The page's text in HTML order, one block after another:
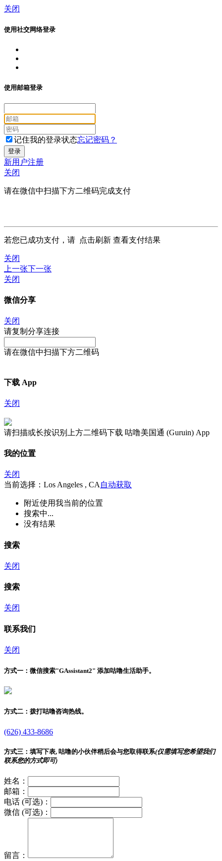
关闭
使用社交网络登录
使用邮箱登录
记住我的登录状态忘记密码？
新用户注册
关闭
请在微信中扫描下方二维码完成支付
若您已成功支付，请 点击刷新 查看支付结果
关闭
上一张下一张
关闭
微信分享
关闭
请复制分享连接
请在微信中扫描下方二维码
下载 App
关闭
请扫描或长按识别上方二维码下载 咕噜美国通 (Guruin) App
我的位置
关闭
当前选择：Los Angeles , CA 自动获取
附近使用我当前的位置
搜索中...
没有结果
搜索
关闭
搜索
关闭
联系我们
关闭
方式一： 微信搜索"GAssistant2" 添加咕噜生活助手。
方式二： 拨打咕噜咨询热线。
(626) 433-8686
方式三： 填写下表, 咕噜的小伙伴稍后会与您取得联系(仅需填写您希望我们
联系您的方式即可)
姓名：
邮箱：
电话 (可选)：
微信 (可选)：
留言：